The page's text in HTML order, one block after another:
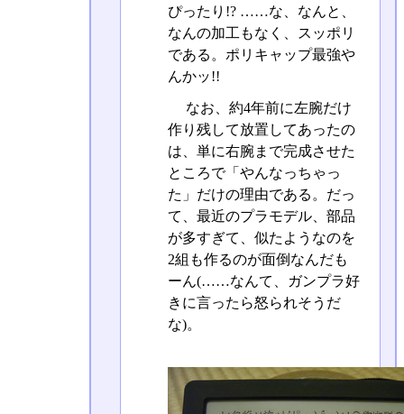
ぴったり!? ……な、なんと、
なんの加工もなく、スッポリ
である。ポリキャップ最強や
んかッ!!
なお、約4年前に左腕だけ
作り残して放置してあったの
は、単に右腕まで完成させた
ところで「やんなっちゃっ
た」だけの理由である。だっ
て、最近のプラモデル、部品
が多すぎて、似たようなのを
2組も作るのが面倒なんだも
ーん(……なんて、ガンプラ好
きに言ったら怒られそうだ
な)。